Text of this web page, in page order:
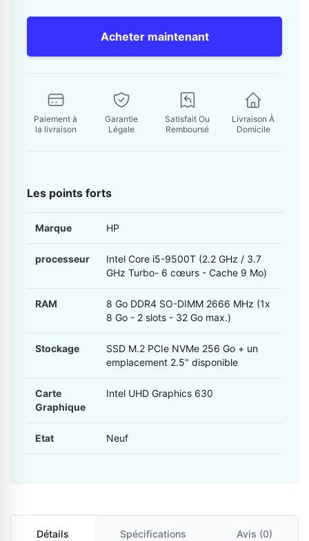
Acheter maintenant
Paiement à
la livraison
Garantie
Légale
Satisfait Ou
Remboursé
Livraison À
Domicile
Les points forts
Marque HP
processeur
Intel Core i5-9500T (2.2 GHz / 3.7
GHz Turbo- 6 cœurs - Cache 9 Mo)
RAM
8 Go DDR4 SO-DIMM 2666 MHz (1x
8 Go - 2 slots - 32 Go max.)
Stockage
SSD M.2 PCIe NVMe 256 Go + un
emplacement 2.5" disponible
Carte
Graphique
Intel UHD Graphics 630
Etat Neuf
Détails Spécifications Avis (0)